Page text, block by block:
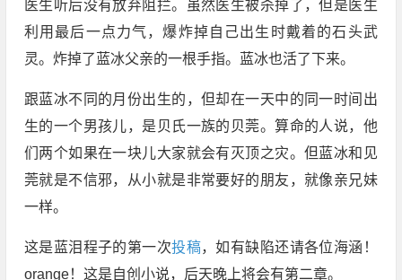
医生听后没有放弃阻拦。虽然医生被杀掉了，但是医生
利用最后一点力气，爆炸掉自己出生时戴着的石头武
灵。炸掉了蓝冰父亲的一根手指。蓝冰也活了下来。
跟蓝冰不同的月份出生的，但却在一天中的同一时间出
生的一个男孩儿，是贝氏一族的贝莞。算命的人说，他
们两个如果在一块儿大家就会有灭顶之灾。但蓝冰和见
莞就是不信邪，从小就是非常要好的朋友，就像亲兄妹
一样。
这是蓝泪程子的第一次投稿，如有缺陷还请各位海涵！
orange！这是自创小说，后天晚上将会有第二章。